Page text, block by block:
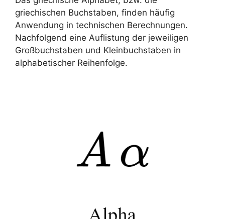
griechischen Buchstaben, finden häufig
Anwendung in technischen Berechnungen.
Nachfolgend eine Auflistung der jeweiligen
Großbuchstaben und Kleinbuchstaben in
alphabetischer Reihenfolge.